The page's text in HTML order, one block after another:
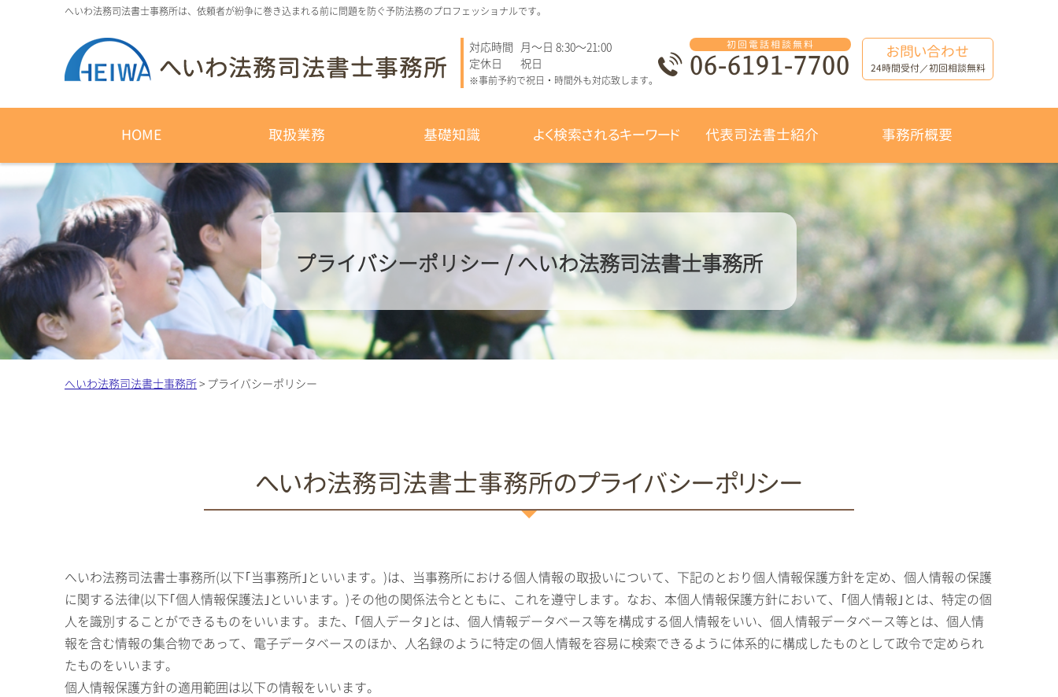
へいわ法務司法書士事務所は、依頼者が紛争に巻き込まれる前に問題を防ぐ予防法務のプロフェッショナルです。
対応時間 月～日 8:30～21:00
定休日
祝日
※事前予約で祝日・時間外も対応致します。 06-6191-7700 お問い合わせ
24時間受付／初回相談無料
HOME 取扱業務 基礎知識 よく検索されるキーワード 代表司法書士紹介 事務所概要
プライバシーポリシー / へいわ法務司法書士事務所
へいわ法務司法書士事務所> プライバシーポリシー
へいわ法務司法書士事務所のプライバシーポリシー
へいわ法務司法書士事務所(以下｢当事務所｣といいます。)は、当事務所における個人情報の取扱いについて、下記のとおり個人情報保護方針を定め、個人情報の保護
に関する法律(以下｢個人情報保護法｣といいます。)その他の関係法令とともに、これを遵守します。なお、本個人情報保護方針において、｢個人情報｣とは、特定の個
人を識別することができるものをいいます。また、｢個人データ｣とは、個人情報データベース等を構成する個人情報をいい、個人情報データベース等とは、個人情
報を含む情報の集合物であって、電子データベースのほか、人名録のように特定の個人情報を容易に検索できるように体系的に構成したものとして政令で定められ
たものをいいます。
個人情報保護方針の適用範囲は以下の情報をいいます。